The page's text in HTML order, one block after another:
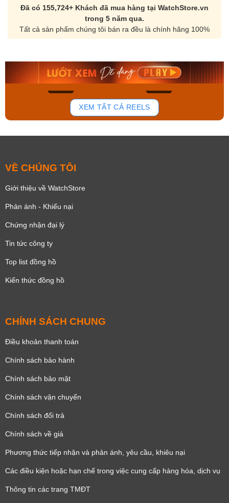
Đã có 155,724+ Khách đã mua hàng tại WatchStore.vn
trong 5 năm qua.
Tất cả sản phẩm chúng tôi bán ra đều là chính hãng 100%
169
Orient Nam RA-
Mua ngay
Casio Nam MTS-
Mua ngay
XEM TẤT CẢ REELS
VỀ CHÚNG TÔI
Giới thiệu về WatchStore
Phản ánh - Khiếu nại
Chứng nhận đại lý
Tin tức công ty
Top list đồng hồ
Kiến thức đồng hồ
CHÍNH SÁCH CHUNG
Điều khoản thanh toán
Chính sách bảo hành
Chính sách bảo mật
Chính sách vận chuyển
Chính sách đổi trả
Chính sách về giá
Phương thức tiếp nhận và phản ánh, yêu cầu, khiêu nại
Các điều kiện hoặc hạn chế trong việc cung cấp hàng hóa, dịch vụ
Thông tin các trang TMĐT